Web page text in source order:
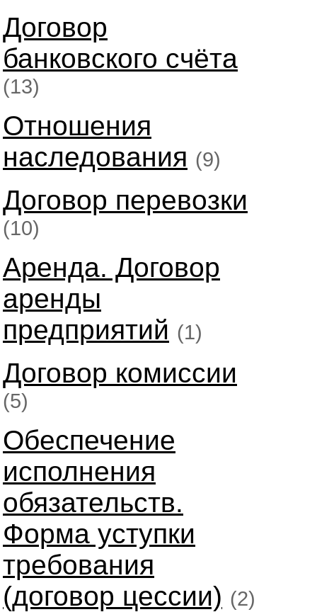
Договор
банковского счёта
(13)
Отношения
наследования (9)
Договор перевозки
(10)
Аренда. Договор
аренды
предприятий (1)
Договор комиссии
(5)
Обеспечение
исполнения
обязательств.
Форма уступки
требования
(договор цессии) (2)